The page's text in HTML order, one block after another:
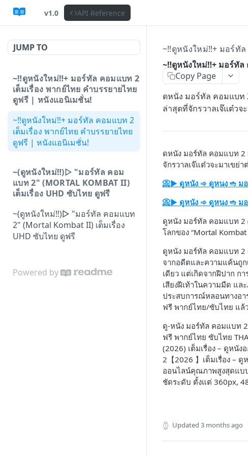
v1.0 API Reference
JUMP TO
~‼️ดูหนังใหม่‼️+ มอร์ทัล คอมแบท 2
เต็มเรื่อง พากย์ไทย คำบรรยายไทย
ดูฟรี | หนังแอนิเมชั่น!
~‼️ดูหนังใหม่‼️+ มอร์ทัล คอมแบท 2
เต็มเรื่อง พากย์ไทย คำบรรยายไทย
ดูฟรี | หนังแอนิเมชั่น!
~(ดูหนังใหม่‼️)▷ "มอร์ทัล คอม
แบท 2" (MORTAL KOMBAT II)
เต็มเรื่อง UHD ซับไทย ดูฟรี
~(ดูหนังใหม่‼️)▷ "มอร์ทัล คอมแบท
2" (Mortal Kombat II) เต็มเรื่อง
UHD ซับไทย ดูฟรี
Powered by
~‼️ดูหนังใหม่‼️+ มอร์ทั
~‼️ดูหนังใหม่‼️+ มอร์ทัล
Copy Page
ดหนัง มอร์ทัล คอมแบท
ล่าสุดที่จักรวาลเจ๊แต๋ว
ดหนัง มอร์ทัล คอมแบท 2
จักรวาลเจ๊แต๋วจะมาเข
📀▶ ดูหนัง ➾ ดูหนง ➬ ม
📀▶ ดูหนัง ➾ ดูหนง ➬ ม
ดูหนัง มอร์ทัล คอมแบท 2
โลกของ “Mortal
ดูหนัง มอร์ทัล คอมแบท 2
จากอดีตและความแค้นถูก
เดียว แต่เกิดจากฝีปาก ก
เสียงฝีเท้าในความมืด แ
ประสบการณ์หลอนทางอา
ฟรี พากย์ไทย/ซับไทย แล้
ดู-หนัง มอร์ทัล คอมแบท
ฟรี พากย์ไทย ซับไทย
(2026) เต็มเรื่อง – ดูหนั
2【2026 】เต็มเรื่อง –
ออนไลน์คุณภาพสูงสุดแบ
ชัดระดับ ตั้งแต่ 360px,
Updated 3 months ago